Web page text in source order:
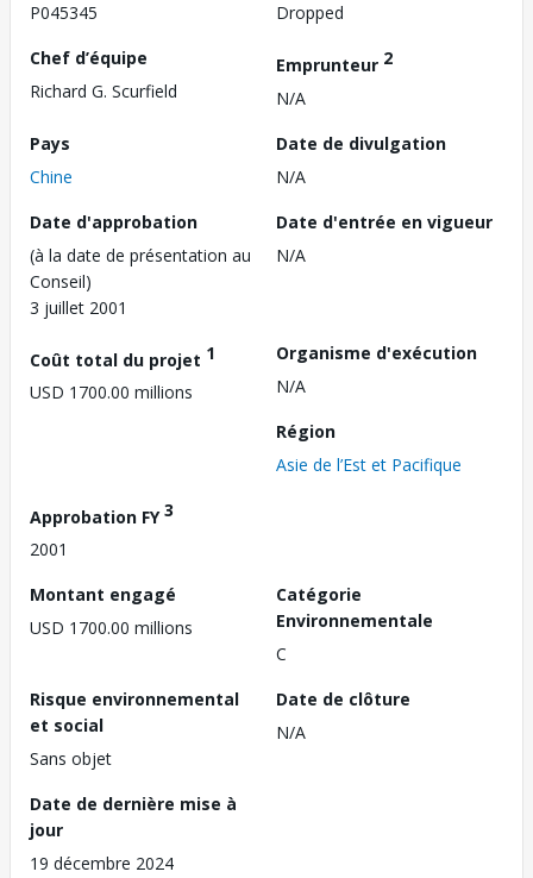
P045345
Dropped
Chef d’équipe
Richard G. Scurfield
Emprunteur 2
N/A
Pays
Chine
Date de divulgation
N/A
Date d'approbation
(à la date de présentation au
Conseil)
3 juillet 2001
Date d'entrée en vigueur
N/A
Coût total du projet 1
USD 1700.00 millions
Organisme d'exécution
N/A
Région
Asie de l’Est et Pacifique
Approbation FY3
2001
Montant engagé
USD 1700.00 millions
Catégorie
Environnementale
C
Risque environnemental
et social
Sans objet
Date de clôture
N/A
Date de dernière mise à
jour
19 décembre 2024